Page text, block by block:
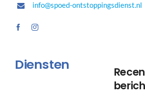
info@spoed-ontstoppingsdienst.nl
Diensten